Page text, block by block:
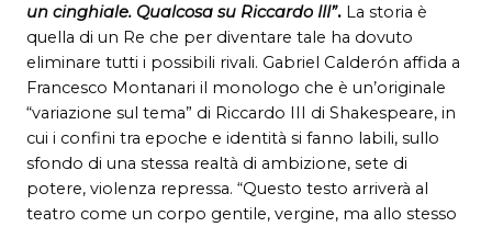
un cinghiale. Qualcosa su Riccardo III”. La storia è
quella di un Re che per diventare tale ha dovuto
eliminare tutti i possibili rivali. Gabriel Calderón affida a
Francesco Montanari il monologo che è un’originale
“variazione sul tema” di Riccardo III di Shakespeare, in
cui i confini tra epoche e identità si fanno labili, sullo
sfondo di una stessa realtà di ambizione, sete di
potere, violenza repressa. “Questo testo arriverà al
teatro come un corpo gentile, vergine, ma allo stesso